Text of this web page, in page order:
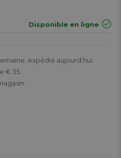
Disponible en ligne
expédié aujourd’hui.
€ 35